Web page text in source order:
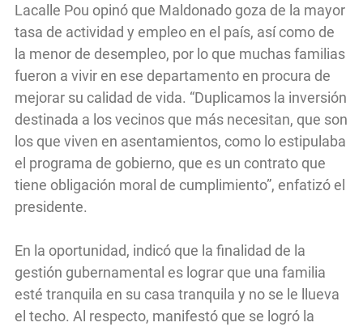
Lacalle Pou opinó que Maldonado goza de la mayor
tasa de actividad y empleo en el país, así como de
la menor de desempleo, por lo que muchas familias
fueron a vivir en ese departamento en procura de
mejorar su calidad de vida. “Duplicamos la inversión
destinada a los vecinos que más necesitan, que son
los que viven en asentamientos, como lo estipulaba
el programa de gobierno, que es un contrato que
tiene obligación moral de cumplimiento”, enfatizó el
presidente.
En la oportunidad, indicó que la finalidad de la
gestión gubernamental es lograr que una familia
esté tranquila en su casa tranquila y no se le llueva
el techo. Al respecto, manifestó que se logró la